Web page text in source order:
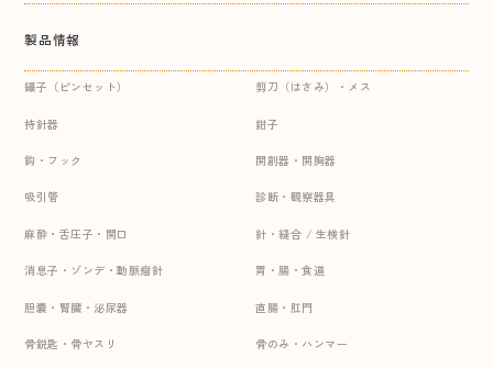
製品情報
鑷子（ピンセット） 剪刀（はさみ）・メス
持針器 鉗子
鈎・フック 開創器・開胸器
吸引管 診断・観察器具
麻酔・舌圧子・開口 針・縫合 / 生検針
消息子・ゾンデ・動脈瘤針 胃・腸・食道
胆嚢・腎臓・泌尿器 直腸・肛門
骨鋭匙・骨ヤスリ 骨のみ・ハンマー